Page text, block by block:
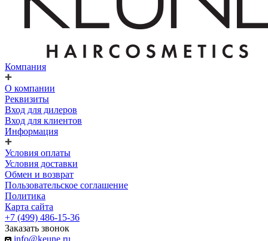
Компания
О компании
Реквизиты
Вход для дилеров
Вход для клиентов
Информация
Условия оплаты
Условия доставки
Обмен и возврат
Пользовательское соглашение
Политика
Карта сайта
+7 (499) 486-15-36
Заказать звонок
info@keune.ru